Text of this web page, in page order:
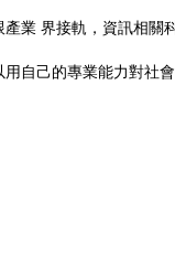
業 界接軌，資訊相關
自己的專業能力對社